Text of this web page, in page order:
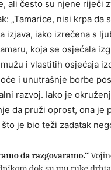
ali često su njene riječi
„Tamarice, nisi krpa da
izjava, iako izrečena s
koja se osjećala
i vlastitih osjećaja
i unutrašnje borbe
razvoj. Iako je
da pruži oprost, ona je
je bio teži zadatak